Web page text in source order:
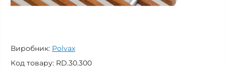
Виробник: Polvax
Код товару: RD.30.300